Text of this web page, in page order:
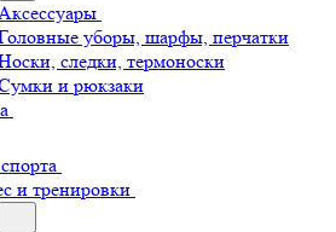
уборы, шарфы, перчатки
следки, термоноски
и рюкзаки
и тренировки